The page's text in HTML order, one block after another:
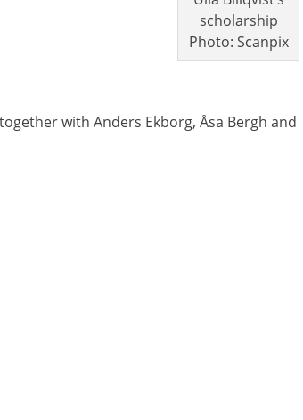
scholarship
Photo: Scanpix
together with Anders Ekborg, Åsa Bergh and